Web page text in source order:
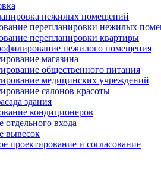
нежилых помещений
перепланировки нежилых
перепланировки квартиры
нежилого помещения
магазина
общественного питания
медицинских учреждений
салонов красоты
здания
кондиционеров
отдельного входа
вывесок
проектирование и согласование